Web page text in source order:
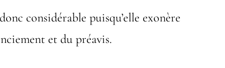
considérable puisqu’elle exonère
et du préavis.